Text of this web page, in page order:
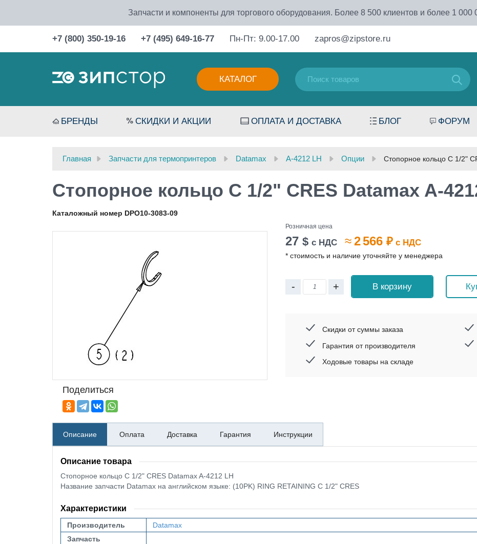
Запчасти и компоненты для торгового оборудования. Более 8 500 клиентов и более 1 000
+7 (800) 350-19-16 +7 (495) 649-16-77 Пн-Пт: 9.00-17.00 zapros@zipstore.ru
КАТАЛОГ
БРЕНДЫ СКИДКИ И АКЦИИ ОПЛАТА И ДОСТАВКА БЛОГ ФОРУМ
Главная Запчасти для термопринтеров Datamax A-4212 LH Опции Стопорное кольцо C 1/2"
Стопорное кольцо C 1/2" CRES Datamax A-
Каталожный номер DPO10-3083-09
Поделиться
Розничная цена
27 $ с НДС ≈2 566 ₽ с НДС
* стоимость и наличие уточняйте у менеджера
- + В корзину
Скидки от суммы заказа
Гарантия от производителя
Ходовые товары на складе
Описание Оплата Доставка Гарантия Инструкции
Описание товара
Стопорное кольцо C 1/2" CRES Datamax A-4212 LH
Название запчасти Datamax на английском языке: (10PK) RING RETAINING C 1/2" CRES
Характеристики
Производитель
Datamax
Запчасть